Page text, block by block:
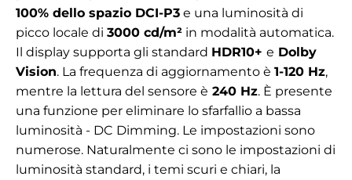
100% dello spazio DCI-P3 e una luminosità di
picco locale di 3000 cd/m² in modalità automatica.
Il display supporta gli standard HDR10+ e Dolby
Vision. La frequenza di aggiornamento è 1-120 Hz,
mentre la lettura del sensore è 240 Hz. È presente
una funzione per eliminare lo sfarfallio a bassa
luminosità - DC Dimming. Le impostazioni sono
numerose. Naturalmente ci sono le impostazioni di
luminosità standard, i temi scuri e chiari, la